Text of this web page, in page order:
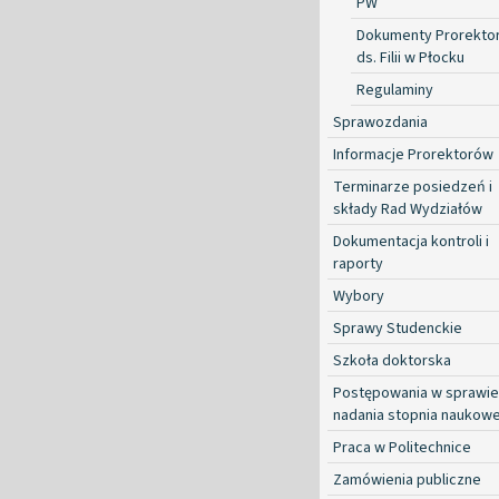
Dokumenty
ds. Filii w Płocku
Regulaminy
Sprawozdania
Informacje Prorektorów
Terminarze posiedzeń i
składy Rad Wydziałów
Dokumentacja kontroli i
raporty
Wybory
Sprawy Studenckie
Szkoła doktorska
Postępowania w sprawie
nadania stopnia
Praca w Politechnice
Zamówienia publiczne